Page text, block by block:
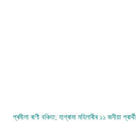
প্ৰমীলা ৰাণী বঞ্চিত; হাগ্ৰামা মহিলাৰীৰ ১১ জনীয়া প্ৰাৰ্থী